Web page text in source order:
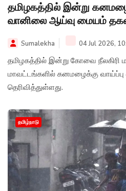
தமிழகத்தில் இன்று
வானிலை ஆய்வு மையம்
Sumalekha 04 Jul 2026,
தமிழகத்தில் இன்று கோவை நீலகிரி
மாவட்டங்களில் கனமழைக்கு
தெரிவித்துள்ளது.
தமிழ்நாடு